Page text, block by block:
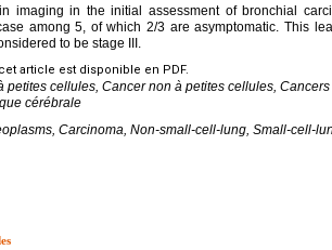
imaging in the initial assessment of bronchial
among 5, of which 2/3 are asymptomatic. This
to be stage III.
article est disponible en PDF.
petites cellules, Cancer non à petites cellules,
cérébrale
Carcinoma, Non-small-cell-lung, Small-cell-